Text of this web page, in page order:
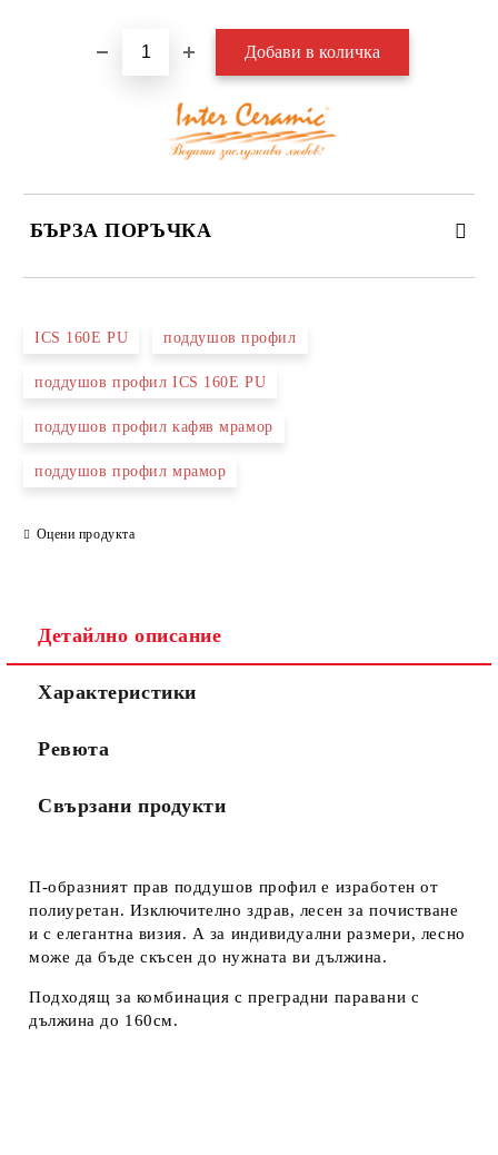
БЪРЗА ПОРЪЧКА
Ние ще се свържем с вас в рамките на работния ден.
ICS 160E PU поддушов профил
поддушов профил ICS 160E PU
поддушов профил кафяв мрамор
поддушов профил мрамор
Оцени продукта
Детайлно описание
Характеристики
Ревюта
Свързани продукти
П-образният прав поддушов профил е изработен от
полиуретан. Изключително здрав, лесен за почистване
и с елегантна визия. А за индивидуални размери, лесно
може да бъде скъсен до нужната ви дължина.
Подходящ за комбинация с преградни паравани с
дължина до 160см.